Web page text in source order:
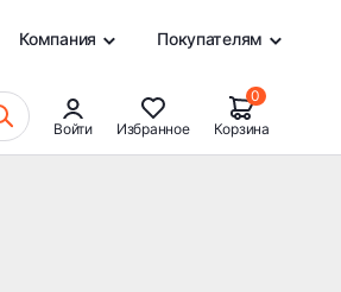
Компания Покупателям
Войти Избранное
0
Корзина